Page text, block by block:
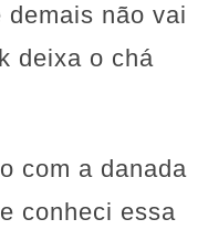
demais não vai
deixa o chá
com a danada
conheci essa